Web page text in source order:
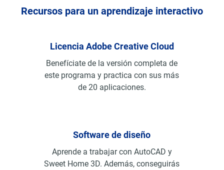
Recursos para un aprendizaje interactivo
Licencia Adobe Creative Cloud
Benefíciate de la versión completa de
este programa y practica con sus más
de 20 aplicaciones.
Software de diseño
Aprende a trabajar con AutoCAD y
Sweet Home 3D. Además, conseguirás